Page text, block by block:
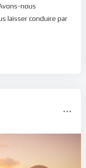
nous
laisser conduire par